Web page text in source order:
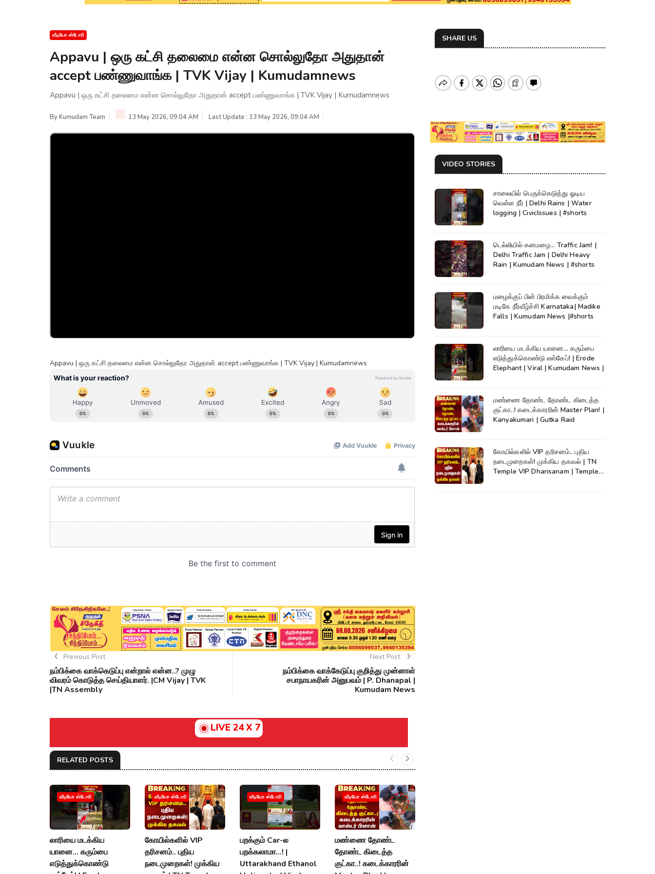
வீடியோ ஸ்டோரி
Appavu | ஒரு கட்சி தலைமை என்ன சொல்லுதோ அதுதான்
accept பண்ணுவாங்க | TVK Vijay | Kumudamnews
Appavu | ஒரு கட்சி தலைமை என்ன சொல்லுதோ அதுதான் accept பண்ணுவாங்க | TVK Vijay | Kumudamnews
ByKumudam Team 13 May 2026, 09:04 AM Last Update : 13 May 2026, 09:04 AM
Appavu | ஒரு கட்சி தலைமை என்ன சொல்லுதோ அதுதான் accept பண்ணுவாங்க | TVK Vijay | Kumudamnews
Previous Post
நம்பிக்கை வாக்கெடுப்பு என்றால் என்ன..? முழு
விவரம் கொடுத்த செய்தியாளர். |CM Vijay | TVK
|TN Assembly
Next Post
நம்பிக்கை வாக்கேடுப்பு குறித்து முன்னாள்
சபாநாயகரின் அனுபவம் | P. Dhanapal |
Kumudam News
LIVE 24 X 7
RELATED POSTS
வீடியோ ஸ்டோரி
லாரியை மடக்கிய
யானை... கரும்பை
எடுத்துக்கொண்டு
வீடியோ ஸ்டோரி
கோயில்களில் VIP
தரிசனம்.. புதிய
நடைமுறைகள்! முக்கிய
வீடியோ ஸ்டோரி
பறக்கும் Car-ல
பறக்கலாமா...! |
Uttarakhand Ethanol
வீடியோ ஸ்டோரி
மண்ணை தோண்ட
தோண்ட கிடைத்த
குட்கா..! கடைக்காரரின்
SHARE US
VIDEO STORIES
சாலையில் பெருக்கெடுத்து ஓடிய
வெள்ள நீர் | Delhi Rains | Water
logging | CivicIssues | #shorts
டெல்லியில் கனமழை... Traffic Jam! |
Delhi Traffic Jam | Delhi Heavy
Rain | Kumudam News | #shorts
மழைக்குப் பின் பிரமிக்க வைக்கும்
மடிகே நீர்வீழ்ச்சி Karnataka| Madike
Falls | Kumudam News |#shorts
லாரியை மடக்கிய யானை... கரும்பை
எடுத்துக்கொண்டு எஸ்கேப்! | Erode
Elephant | Viral | Kumudam News |
மண்ணை தோண்ட தோண்ட கிடைத்த
குட்கா..! கடைக்காரரின் Master Plan! |
Kanyakumari | Gutka Raid
கோயில்களில் VIP தரிசனம்.. புதிய
நடைமுறைகள்! முக்கிய தகவல் | TN
Temple VIP Dharisanam | Temple